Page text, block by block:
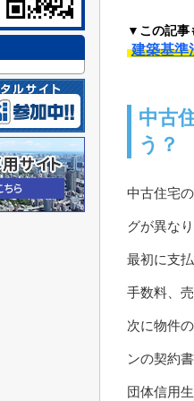
▼この記事
建築基準
中古
う？
中古住宅
グが異なり
最初に支
手数料、
次に物件
ンの契約
団体信用